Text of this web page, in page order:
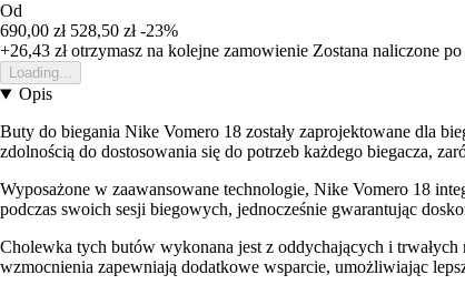
Od
690,00 zł 528,50 zł -23%
+26,43 złotrzymasz na kolejne zamowienie Zostana naliczone
Loading...
Opis
Buty do biegania Nike Vomero 18 zostały zaprojektowane dla
zdolnością do dostosowania się do potrzeb każdego biegacza,
Wyposażone w zaawansowane technologie, Nike Vomero 18
podczas swoich sesji biegowych, jednocześnie gwarantując
Cholewka tych butów wykonana jest z oddychających i trwałych
wzmocnienia zapewniają dodatkowe wsparcie, umożliwiając